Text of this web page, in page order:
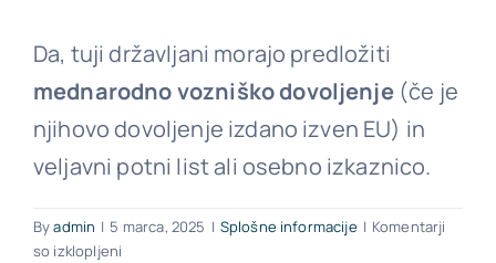
Pogosta vprašanja
Novice
Kontakt
Da, tuji državljani morajo predložiti
mednarodno vozniško dovoljenje(če je
njihovo dovoljenje izdano izven EU) in
veljavni potni list ali osebno izkaznico.
Byadmin | 5 marca, 2025 | Splošne informacije | Komentarji
so izklopljeni